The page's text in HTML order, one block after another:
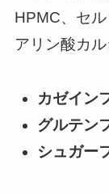
HPMC、セ
アリン酸カ
カゼイン
グルテン
シュガー